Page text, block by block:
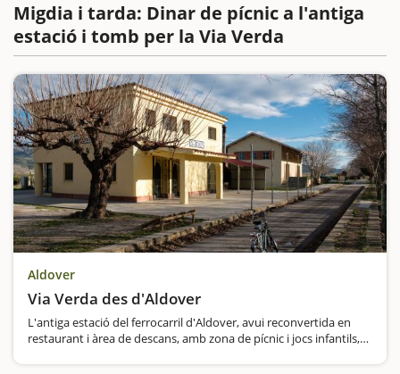
Migdia i tarda: Dinar de pícnic a l'antiga
estació i tomb per la Via Verda
Aldover
Via Verda des d'Aldover
L'antiga estació del ferrocarril d'Aldover, avui reconvertida en
restaurant i àrea de descans, amb zona de pícnic i jocs infantils,